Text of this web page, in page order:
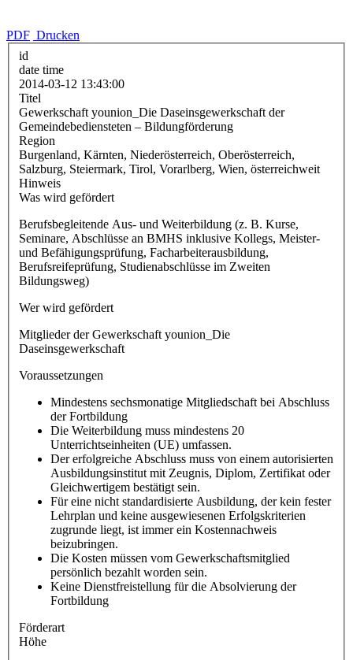
PDF Drucken
id
date time
2014-03-12 13:43:00
Titel
Gewerkschaft younion_Die Daseinsgewerkschaft der
Gemeindebediensteten – Bildungförderung
Region
Burgenland, Kärnten, Niederösterreich, Oberösterreich,
Salzburg, Steiermark, Tirol, Vorarlberg, Wien, österreichweit
Hinweis
Was wird gefördert
Berufsbegleitende Aus- und Weiterbildung (z. B. Kurse,
Seminare, Abschlüsse an BMHS inklusive Kollegs, Meister-
und Befähigungsprüfung, Facharbeiterausbildung,
Berufsreifeprüfung, Studienabschlüsse im Zweiten
Bildungsweg)
Wer wird gefördert
Mitglieder der Gewerkschaft younion_Die
Daseinsgewerkschaft
Voraussetzungen
Mindestens sechsmonatige Mitgliedschaft bei Abschluss
der Fortbildung
Die Weiterbildung muss mindestens 20
Unterrichtseinheiten (UE) umfassen.
Der erfolgreiche Abschluss muss von einem autorisierten
Ausbildungsinstitut mit Zeugnis, Diplom, Zertifikat oder
Gleichwertigem bestätigt sein.
Für eine nicht standardisierte Ausbildung, der kein fester
Lehrplan und keine ausgewiesenen Erfolgskriterien
zugrunde liegt, ist immer ein Kostennachweis
beizubringen.
Die Kosten müssen vom Gewerkschaftsmitglied
persönlich bezahlt worden sein.
Keine Dienstfreistellung für die Absolvierung der
Fortbildung
Förderart
Höhe